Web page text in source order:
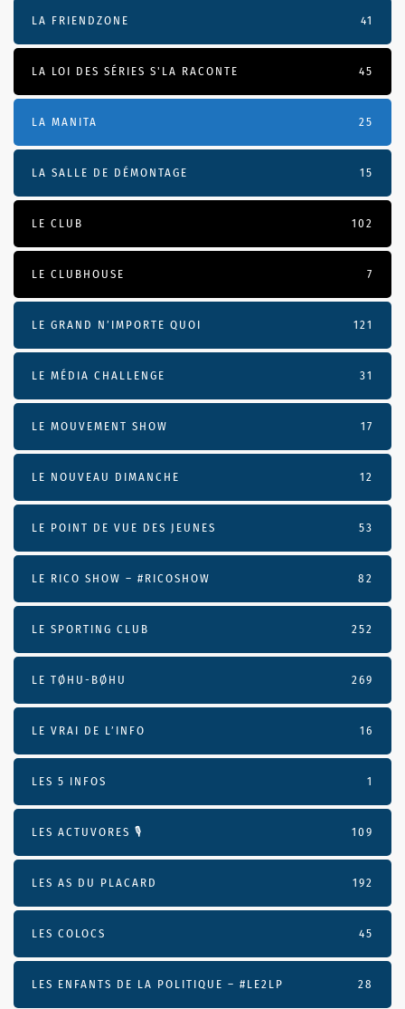
LA FRIENDZONE 41
LA LOI DES SÉRIES S'LA RACONTE 45
LA MANITA 25
LA SALLE DE DÉMONTAGE 15
LE CLUB 102
LE CLUBHOUSE 7
LE GRAND N’IMPORTE QUOI 121
LE MÉDIA CHALLENGE 31
LE MOUVEMENT SHOW 17
LE NOUVEAU DIMANCHE 12
LE POINT DE VUE DES JEUNES 53
LE RICO SHOW – #RICOSHOW 82
LE SPORTING CLUB 252
LE TØHU-BØHU 269
LE VRAI DE L’INFO 16
LES 5 INFOS 1
LES ACTUVORES 🎙 109
LES AS DU PLACARD 192
LES COLOCS 45
LES ENFANTS DE LA POLITIQUE – #LE2LP 28